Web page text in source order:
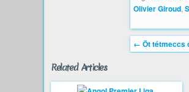
Olivier Giroud,
← Öt tétmeccs
Related Articles